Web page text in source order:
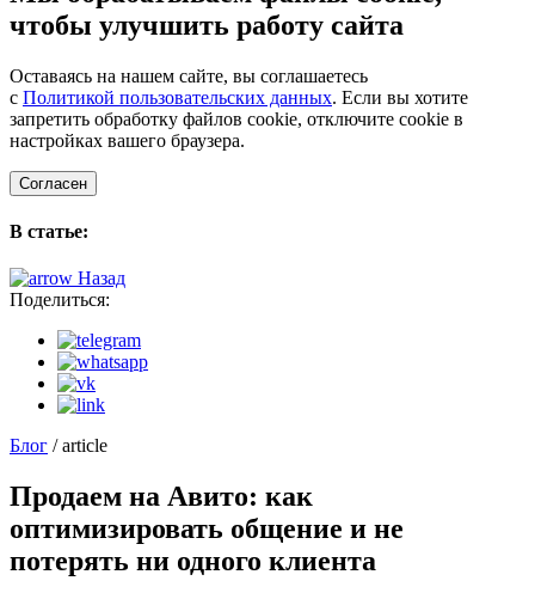
чтобы улучшить работу сайта
Оставаясь на нашем сайте, вы соглашаетесь
с Политикой пользовательских данных. Если вы хотите
запретить обработку файлов cookie, отключите cookie в
настройках вашего браузера.
Согласен
В статье:
Назад
Поделиться:
Блог / article
Продаем на Авито: как
оптимизировать общение и не
потерять ни одного клиента